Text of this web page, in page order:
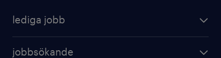
lediga jobb
jobbsökande